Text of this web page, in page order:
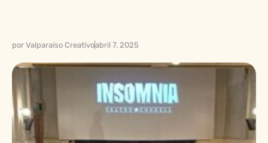
por Valparaíso Creativoabril 7, 2025